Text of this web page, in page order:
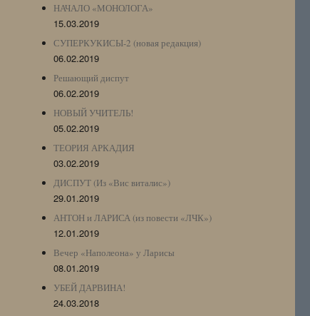
НАЧАЛО «МОНОЛОГА»
15.03.2019
СУПЕРКУКИСЫ-2 (новая редакция)
06.02.2019
Решающий диспут
06.02.2019
НОВЫЙ УЧИТЕЛЬ!
05.02.2019
ТЕОРИЯ АРКАДИЯ
03.02.2019
ДИСПУТ (Из «Вис виталис»)
29.01.2019
АНТОН и ЛАРИСА (из повести «ЛЧК»)
12.01.2019
Вечер «Наполеона» у Ларисы
08.01.2019
УБЕЙ ДАРВИНА!
24.03.2018